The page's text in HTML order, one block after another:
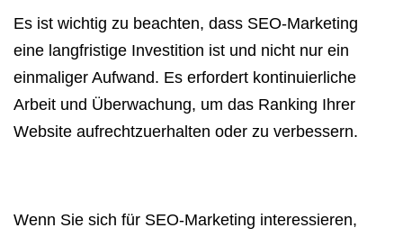
Es ist wichtig zu beachten, dass SEO-Marketing
eine langfristige Investition ist und nicht nur ein
einmaliger Aufwand. Es erfordert kontinuierliche
Arbeit und Überwachung, um das Ranking Ihrer
Website aufrechtzuerhalten oder zu verbessern.
Wenn Sie sich für SEO-Marketing interessieren,